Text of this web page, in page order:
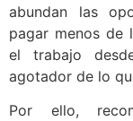
abundan las
pagar menos de
el trabajo
agotador de lo
Por ello,